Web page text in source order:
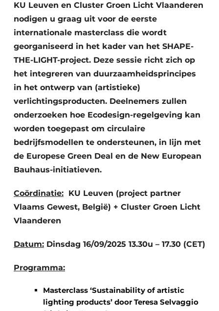
KU Leuven en Cluster Groen Licht Vlaanderen
nodigen u graag uit voor de eerste
internationale masterclass die wordt
georganiseerd in het kader van het SHAPE-
THE-LIGHT-project. Deze sessie richt zich op
het integreren van duurzaamheidsprincipes
in het ontwerp van (artistieke)
verlichtingsproducten. Deelnemers zullen
onderzoeken hoe Ecodesign-regelgeving kan
worden toegepast om circulaire
bedrijfsmodellen te ondersteunen, in lijn met
de Europese Green Deal en de New European
Bauhaus-initiatieven.
Coördinatie: KU Leuven (project partner
Vlaams Gewest, België) + Cluster Groen Licht
Vlaanderen
Datum: Dinsdag 16/09/2025 13.30u – 17.30 (CET)
Programma:
Masterclass ‘Sustainability of artistic
lighting products’ door Teresa Selvaggio